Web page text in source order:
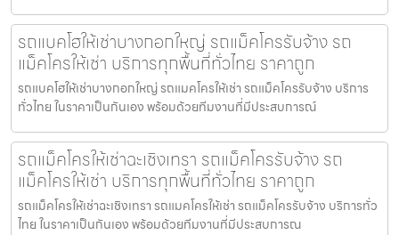
รถแบคโฮให้เช่าบางกอกใหญ่ รถแม็คโครรับจ้าง รถ
แม็คโครให้เช่า บริการทุกพื้นที่ทั่วไทย ราคาถูก
รถแบคโฮให้เช่าบางกอกใหญ่ รถแมคโครให้เช่า รถแม็คโครรับจ้าง บริการ
ทั่วไทย ในราคาเป็นกันเอง พร้อมด้วยทีมงานที่มีประสบการณ์
รถแม็คโครให้เช่าฉะเชิงเทรา รถแม็คโครรับจ้าง รถ
แม็คโครให้เช่า บริการทุกพื้นที่ทั่วไทย ราคาถูก
รถแม็คโครให้เช่าฉะเชิงเทรา รถแมคโครให้เช่า รถแม็คโครรับจ้าง บริการทั่ว
ไทย ในราคาเป็นกันเอง พร้อมด้วยทีมงานที่มีประสบการณ